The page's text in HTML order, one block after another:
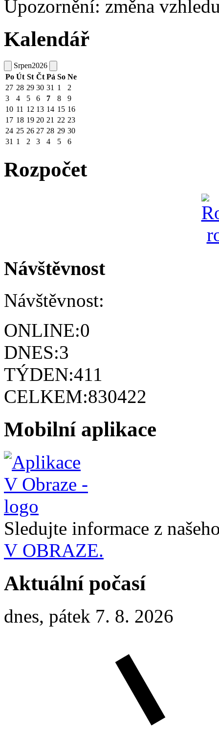
Upozornění: změna
Kalendář
Srpen2026
Po Út St Čt Pá So Ne
27 28 29 30 31 1
2
3
4 5 6 7 8
9
10 11 12 13 14 15 16
17 18 19 20 21 22 23
24 25 26 27 28 29 30
31 1 2 3 4 5 6
Rozpočet
Návštěvnost
Návštěvnost:
ONLINE:0
DNES:3
TÝDEN:411
CELKEM:830422
Mobilní aplikace
Sledujte informace z
V OBRAZE.
Aktuální počasí
dnes, pátek 7. 8. 2026